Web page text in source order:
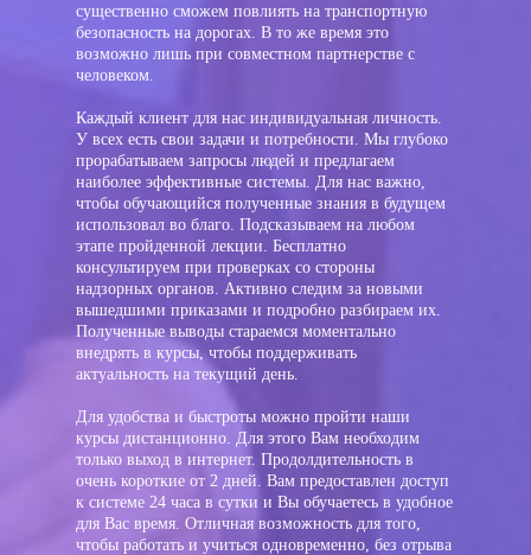
существенно сможем повлиять на транспортную
безопасность на дорогах. В то же время это
возможно лишь при совместном партнерстве с
человеком.
Каждый клиент для нас индивидуальная личность.
У всех есть свои задачи и потребности. Мы глубоко
прорабатываем запросы людей и предлагаем
наиболее эффективные системы. Для нас важно,
чтобы обучающийся полученные знания в будущем
использовал во благо. Подсказываем на любом
этапе пройденной лекции. Бесплатно
консультируем при проверках со стороны
надзорных органов. Активно следим за новыми
вышедшими приказами и подробно разбираем их.
Полученные выводы стараемся моментально
внедрять в курсы, чтобы поддерживать
актуальность на текущий день.
Для удобства и быстроты можно пройти наши
курсы дистанционно. Для этого Вам необходим
только выход в интернет. Продолдительность в
очень короткие от 2 дней. Вам предоставлен доступ
к системе 24 часа в сутки и Вы обучаетесь в удобное
для Вас время. Отличная возможность для того,
чтобы работать и учиться одновременно, без отрыва